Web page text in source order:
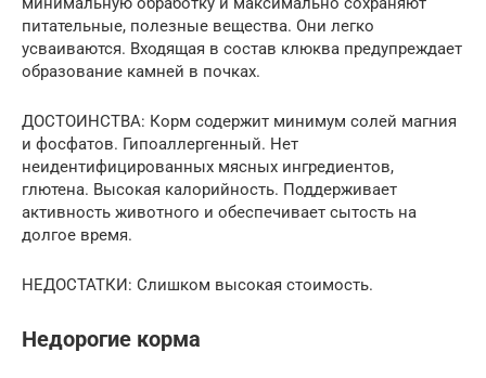
питательные, полезные вещества. Они легко
усваиваются. Входящая в состав клюква предупреждает
образование камней в почках.
ДОСТОИНСТВА: Корм содержит минимум солей магния
и фосфатов. Гипоаллергенный. Нет
неидентифицированных мясных ингредиентов,
глютена. Высокая калорийность. Поддерживает
активность животного и обеспечивает сытость на
долгое время.
НЕДОСТАТКИ: Слишком высокая стоимость.
Недорогие корма